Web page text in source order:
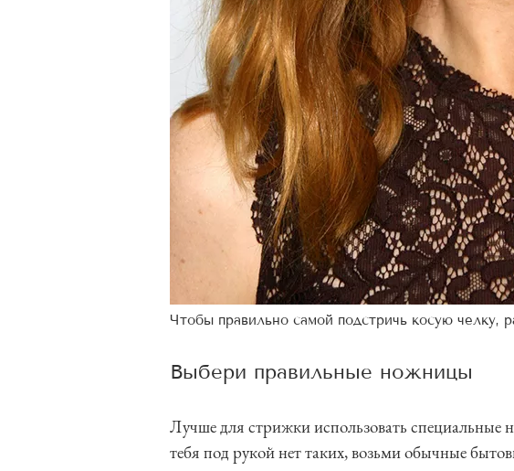
Чтобы правильно самой подстричь косую челку,
Выбери правильные ножницы
Лучше для стрижки использовать
тебя под рукой нет таких, возьми обычные